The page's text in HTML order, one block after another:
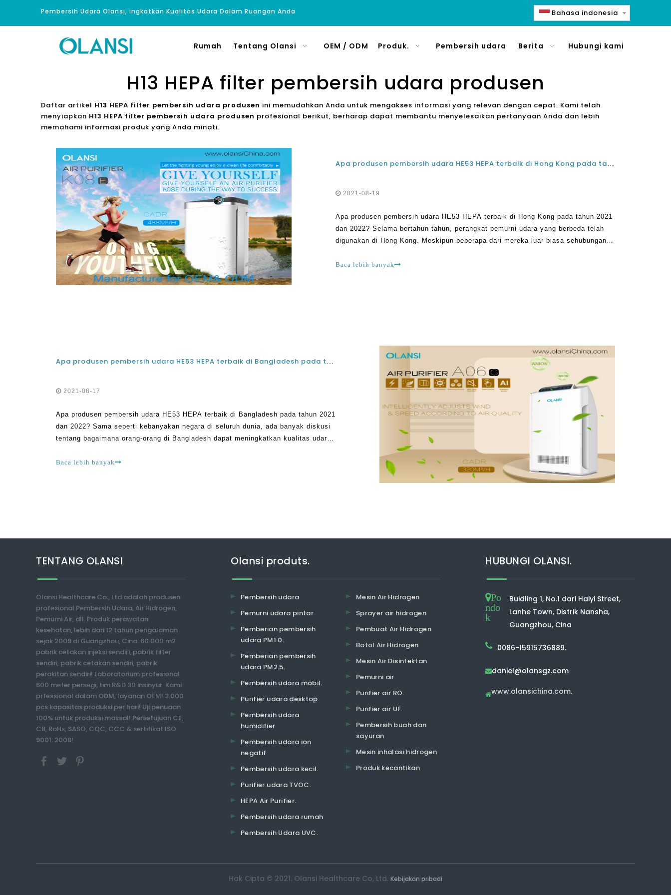
Pembersih Udara Olansi, ingkatkan Kualitas Udara Dalam Ruangan Anda Bahasa indonesia
Rumah Tentang Olansi OEM / ODM Produk. Pembersih udara Berita Hubungi kami
H13 HEPA filter pembersih udara produsen
Daftar artikel H13 HEPA filter pembersih udara produsen ini memudahkan Anda untuk mengakses informasi yang relevan dengan cepat. Kami telah
menyiapkan H13 HEPA filter pembersih udara produsen profesional berikut, berharap dapat membantu menyelesaikan pertanyaan Anda dan lebih
memahami informasi produk yang Anda minati.
Apa produsen pembersih udara HE53 HEPA terbaik di Hong Kong pada tahun 2021 dan 2022?
2021-08-19
Apa produsen pembersih udara HE53 HEPA terbaik di Hong Kong pada tahun 2021
dan 2022? Selama bertahun-tahun, perangkat pemurni udara yang berbeda telah
digunakan di Hong Kong. Meskipun beberapa dari mereka luar biasa sehubungan
udara yang terakhir
Baca lebih banyak
Apa produsen pembersih udara HE53 HEPA terbaik di Bangladesh pada tahun 2021 dan 2022?
2021-08-17
Apa produsen pembersih udara HE53 HEPA terbaik di Bangladesh pada tahun 2021
dan 2022? Sama seperti kebanyakan negara di seluruh dunia, ada banyak diskusi
tentang bagaimana orang-orang di Bangladesh dapat meningkatkan kualitas udara
Baca lebih banyak
TENTANG OLANSI
Olansi Healthcare Co., Ltd adalah produsen
profesional Pembersih Udara, Air Hidrogen,
Pemurni Air, dll. Produk perawatan
kesehatan, lebih dari 12 tahun pengalaman
sejak 2009 di Guangzhou, Cina. 60.000 m2
pabrik cetakan injeksi sendiri, pabrik filter
sendiri, pabrik cetakan sendiri, pabrik
perakitan sendiri! Laboratorium profesional
600 meter persegi, tim R&D 30 insinyur. Kami
prfessional dalam ODM, layanan OEM! 3.000
pcs kapasitas produksi per hari! Uji penuaan
100% untuk produksi massal! Persetujuan CE,
CB, RoHs, SASO, CQC, CCC & sertifikat ISO
9001: 2008!
Olansi produts.
Pembersih udara
Pemurni udara pintar
Pemberian pembersih
udara PM1.0.
Pemberian pembersih
udara PM2.5.
Pembersih udara mobil.
Purifier udara desktop
Pembersih udara
humidifier
Pembersih udara ion
negatif
Pembersih udara kecil.
Purifier udara TVOC.
HEPA Air Purifier.
Pembersih udara rumah
Pembersih Udara UVC.
Mesin Air Hidrogen
Sprayer air hidrogen
Pembuat Air Hidrogen
Botol Air Hidrogen
Mesin Air Disinfektan
Pemurni air
Purifier air RO.
Purifier air UF.
Pembersih buah dan
sayuran
Mesin inhalasi hidrogen
Produk kecantikan
HUBUNGI OLANSI.
Po
ndo
k
Buidling 1, No.1 dari Haiyi Street,
Lanhe Town, Distrik Nansha,
Guangzhou, Cina
0086-15915736889.
daniel@olansgz.com
www.olansichina.com.
Hak Cipta © 2021. Olansi Healthcare Co, Ltd. Kebijakan pribadi